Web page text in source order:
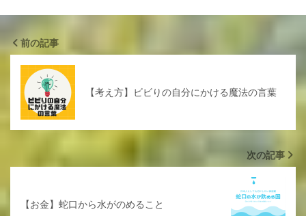
前の記事
【考え方】ビビりの自分にかける魔法の言葉
次の記事
【お金】蛇口から水がのめること